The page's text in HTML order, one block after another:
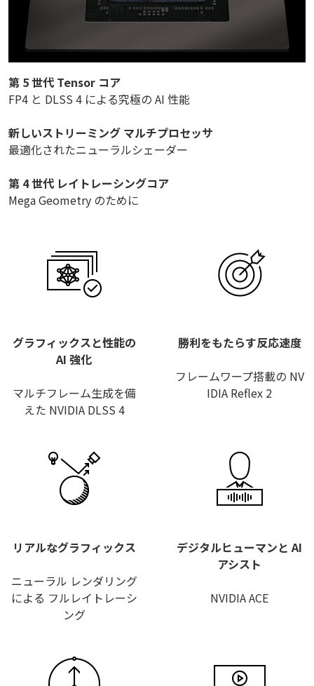
第 5 世代 Tensor コア
FP4 と DLSS 4 による究極の AI 性能
新しいストリーミング マルチプロセッサ
最適化されたニューラルシェーダー
第 4 世代 レイトレーシングコア
Mega Geometry のために
グラフィックスと性能の
AI 強化
マルチフレーム生成を備
えた NVIDIA DLSS 4
勝利をもたらす反応速度
フレームワープ搭載の NV
IDIA Reflex 2
リアルなグラフィックス
ニューラル レンダリング
による フルレイトレーシ
ング
デジタルヒューマンと AI
アシスト
NVIDIA ACE